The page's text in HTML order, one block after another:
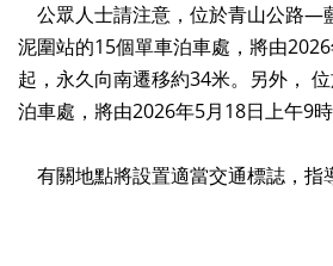
公眾人士請注意，位於青山公路—
泥圍站的15個單車泊車處，將由
起，永久向南遷移約34米。另外，
泊車處，將由2026年5月18日上午9時
有關地點將設置適當交通標誌，指